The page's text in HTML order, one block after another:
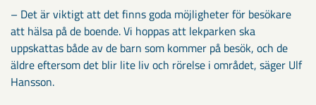
– Det är viktigt att det finns goda möjligheter för besökare
att hälsa på de boende. Vi hoppas att lekparken ska
uppskattas både av de barn som kommer på besök, och de
äldre eftersom det blir lite liv och rörelse i området, säger Ulf
Hansson.